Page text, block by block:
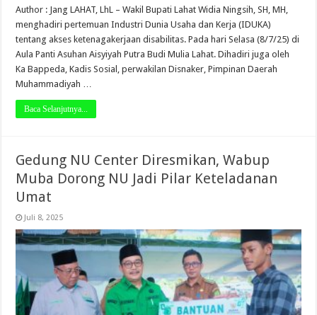
Author : Jang LAHAT, LhL – Wakil Bupati Lahat Widia Ningsih, SH, MH,
menghadiri pertemuan Industri Dunia Usaha dan Kerja (IDUKA)
tentang akses ketenagakerjaan disabilitas. Pada hari Selasa (8/7/25) di
Aula Panti Asuhan Aisyiyah Putra Budi Mulia Lahat. Dihadiri juga oleh
Ka Bappeda, Kadis Sosial, perwakilan Disnaker, Pimpinan Daerah
Muhammadiyah …
Baca Selanjutnya...
Gedung NU Center Diresmikan, Wabup
Muba Dorong NU Jadi Pilar Keteladanan
Umat
Juli 8, 2025